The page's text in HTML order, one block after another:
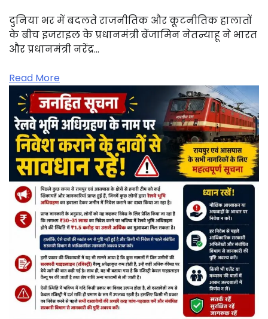
दुनिया भर में बदलते राजनीतिक और कूटनीतिक हालातों
के बीच इजराइल के प्रधानमंत्री बेंजामिन नेतन्याहू ने भारत
और प्रधानमंत्री नरेंद्र…
Read More